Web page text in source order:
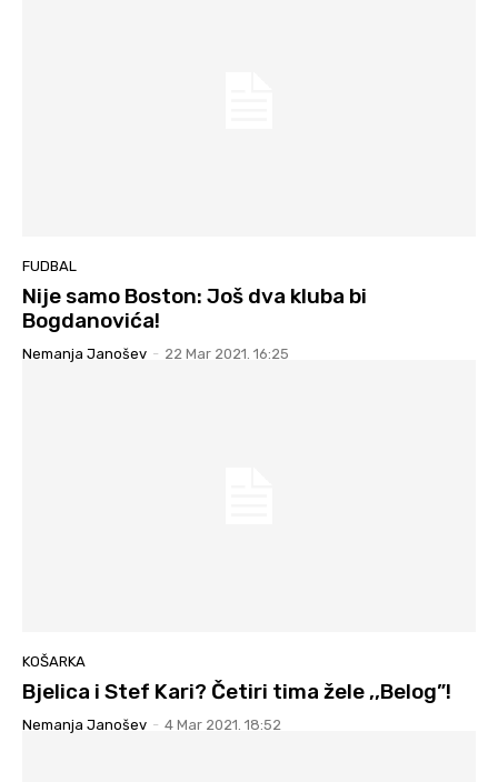
FUDBAL
Nije samo Boston: Još dva kluba bi
Bogdanovića!
Nemanja Janošev - 22 Mar 2021. 16:25
KOŠARKA
Bjelica i Stef Kari? Četiri tima žele ,,Belog”!
Nemanja Janošev - 4 Mar 2021. 18:52